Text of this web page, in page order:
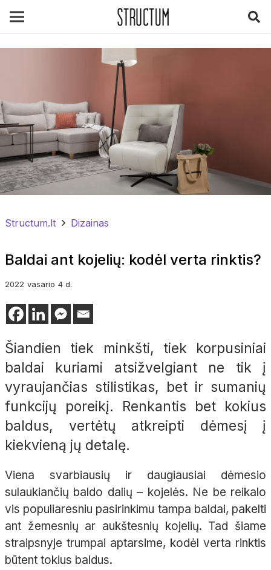
Structum.lt Dizainas
Baldai ant kojelių: kodėl verta rinktis?
2022 vasario 4 d.
Šiandien tiek minkšti, tiek korpusiniai
baldai kuriami atsižvelgiant ne tik į
vyraujančias stilistikas, bet ir sumanių
funkcijų poreikį. Renkantis bet kokius
baldus, vertėtų atkreipti dėmesį į
kiekvieną jų detalę.
Viena svarbiausių ir daugiausiai dėmesio
sulaukiančių baldo dalių – kojelės. Ne be reikalo
vis populiaresniu pasirinkimu tampa baldai, pakelti
ant žemesnių ar aukštesnių kojelių. Tad šiame
straipsnyje trumpai aptarsime, kodėl verta rinktis
būtent tokius baldus.